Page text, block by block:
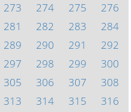
273 274 275
276
281 282 283
284
289 290 291
292
297 298 299
300
305 306 307
308
313 314 315
316